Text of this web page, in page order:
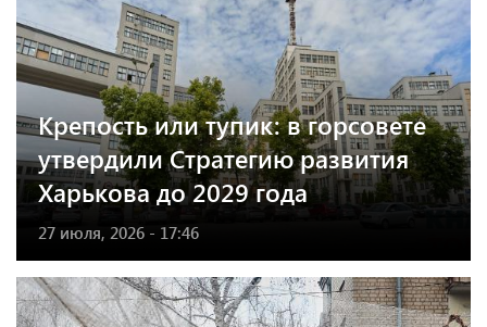
Крепость или тупик: в горсовете
утвердили Стратегию развития
Харькова до 2029 года
27 июля, 2026 - 17:46